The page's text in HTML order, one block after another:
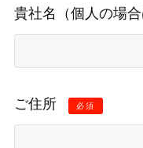
貴社名（個人の場合
ご住所 必須